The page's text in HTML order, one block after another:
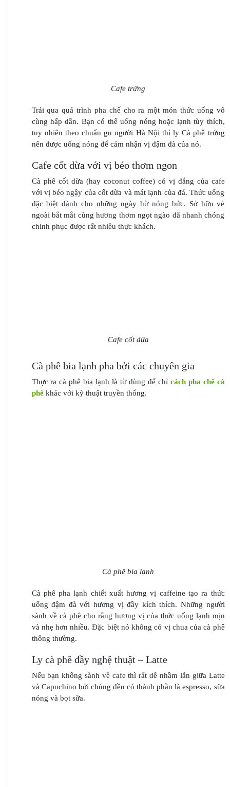
Cafe trứng
Trải qua quá trình pha chế cho ra một món thức uống vô
cùng hấp dẫn. Bạn có thể uống nóng hoặc lạnh tùy thích,
tuy nhiên theo chuẩn gu người Hà Nội thì ly Cà phê trứng
nên được uống nóng để cảm nhận vị đậm đà của nó.
Cafe cốt dừa với vị béo thơm ngon
Cà phê cốt dừa (hay coconut coffee) có vị đắng của cafe
với vị béo ngậy của cốt dừa và mát lạnh của đá. Thức uống
đặc biệt dành cho những ngày hừ nóng bức. Sở hữu vẻ
ngoài bắt mắt cùng hương thơm ngọt ngào đã nhanh chóng
chinh phục được rất nhiều thực khách.
Cafe cốt dừa
Cà phê bia lạnh pha bởi các chuyên gia
Thực ra cà phê bia lạnh là từ dùng để chỉ cách pha chế cà
phêkhác với kỹ thuật truyền thống.
Cà phê bia lạnh
Cà phê pha lạnh chiết xuất hương vị caffeine tạo ra thức
uống đậm đà với hương vị đầy kích thích. Những người
sành về cà phê cho rằng hương vị của thức uống lạnh mịn
và nhẹ hơn nhiều. Đặc biệt nó không có vị chua của cà phê
thông thường.
Ly cà phê đầy nghệ thuật – Latte
Nếu bạn không sành về cafe thì rất dễ nhầm lẫn giữa Latte
và Capuchino bởi chúng đều có thành phần là espresso, sữa
nóng và bọt sữa.